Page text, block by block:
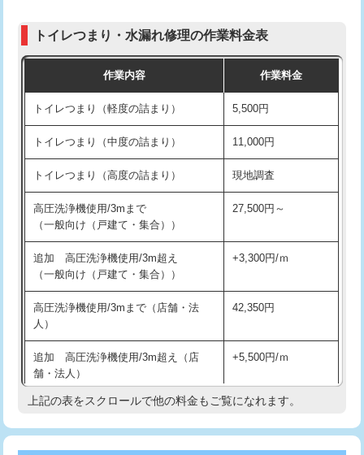
トイレつまり・水漏れ修理の作業料金表
作業内容 作業料金
トイレつまり（軽度の詰まり） 5,500円
トイレつまり（中度の詰まり） 11,000円
トイレつまり（高度の詰まり） 現地調査
高圧洗浄機使用/3mまで
（一般向け（戸建て・集合））
27,500円～
追加 高圧洗浄機使用/3m超え
（一般向け（戸建て・集合））
+3,300円/ｍ
高圧洗浄機使用/3mまで（店舗・法
人）
42,350円
追加 高圧洗浄機使用/3m超え（店
舗・法人）
+5,500円/ｍ
高度高圧洗浄換 現地調査
上記の表をスクロールで他の料金もご覧になれます。